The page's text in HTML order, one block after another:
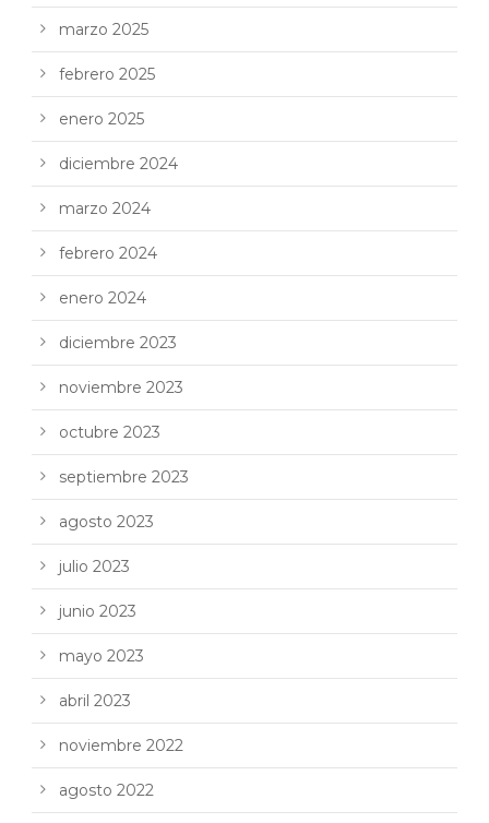
marzo 2025
febrero 2025
enero 2025
diciembre 2024
marzo 2024
febrero 2024
enero 2024
diciembre 2023
noviembre 2023
octubre 2023
septiembre 2023
agosto 2023
julio 2023
junio 2023
mayo 2023
abril 2023
noviembre 2022
agosto 2022